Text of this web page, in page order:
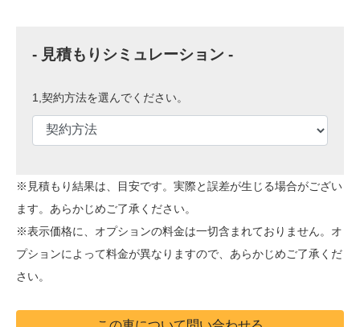
- 見積もりシミュレーション -
1,契約方法を選んでください。
※見積もり結果は、目安です。実際と誤差が生じる場合がござい
ます。あらかじめご了承ください。
※表示価格に、オプションの料金は一切含まれておりません。オ
プションによって料金が異なりますので、あらかじめご了承くだ
さい。